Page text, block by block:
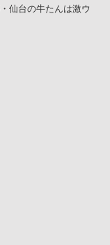
仙台の牛たんは激ウ